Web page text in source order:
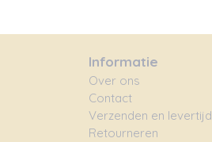
Informatie
Over ons
Contact
Verzenden en levertijd
Retourneren